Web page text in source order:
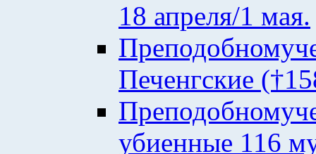
18 апреля/1 мая.
Печенгские
убиенные 116